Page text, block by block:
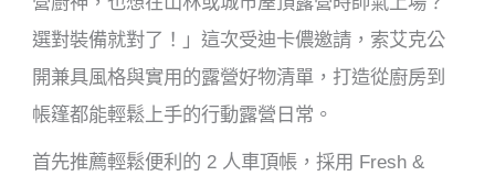
選對裝備就對了！」這次受迪卡儂邀請，索艾克公
開兼具風格與實用的露營好物清單，打造從廚房到
帳篷都能輕鬆上手的行動露營日常。
首先推薦輕鬆便利的 2 人車頂帳，採用 Fresh &